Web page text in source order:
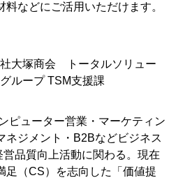
などにご活用いただけます。
大塚商会 トータルソリュー
ループ TSM支援課
ピューター営業・マーケティン
ネジメント・B2Bなどビジネス
品質向上活動に関わる。現在
足（CS）を志向した「価値提